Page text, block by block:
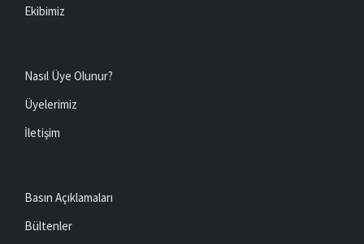
Ekibimiz
Nasıl Üye Olunur?
Üyelerimiz
İletişim
Basın Açıklamaları
Bültenler